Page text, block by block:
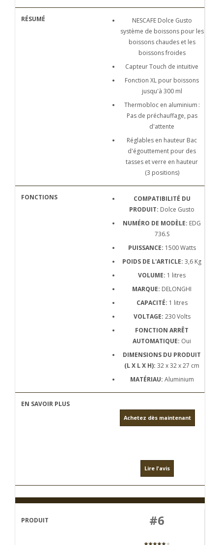
NESCAFE Dolce Gusto
système de boissons pour les
boissons chaudes et les
boissons froides
Capteur Touch de intuitive
Fonction XL pour boissons
jusqu'à 300 ml
Thermobloc en aluminium :
Pas de préchauffage, pas
d'attente
Réglables en hauteur Bac
d'égouttement pour des
tasses et verre en hauteur
(3 positions)
COMPATIBILITÉ DU
PRODUIT: Dolce Gusto
NUMÉRO DE MODÈLE: EDG
736.S
PUISSANCE: 1500 Watts
POIDS DE L'ARTICLE: 3,6 Kg
VOLUME: 1 litres
MARQUE: DELONGHI
CAPACITÉ: 1 litres
VOLTAGE: 230 Volts
FONCTION ARRÊT
AUTOMATIQUE: Oui
DIMENSIONS DU PRODUIT
(L X L X H): 32 x 32 x 27 cm
MATÉRIAU: Aluminium
Achetez dès maintenant
Lire l'avis
#6